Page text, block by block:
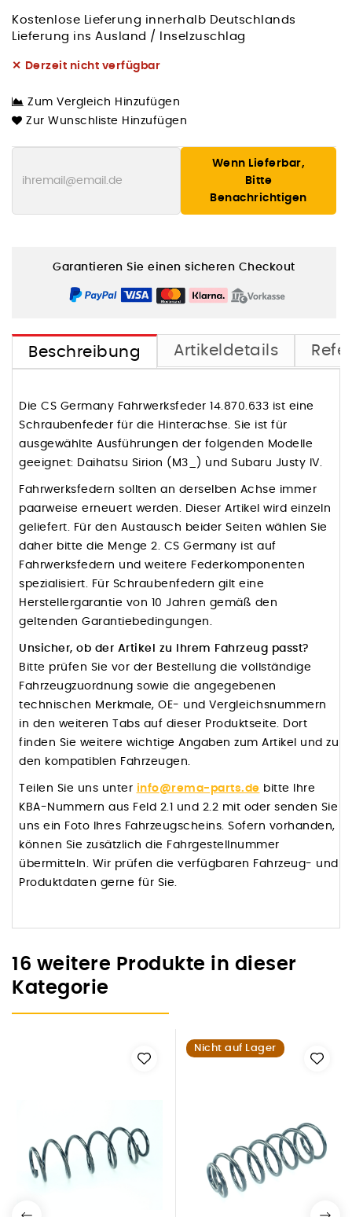
Kostenlose Lieferung innerhalb Deutschlands
Lieferung ins Ausland / Inselzuschlag
✕ Derzeit nicht verfügbar
Zum Vergleich Hinzufügen
Zur Wunschliste Hinzufügen
Wenn Lieferbar,
Bitte
Benachrichtigen
Garantieren Sie einen sicheren Checkout
Beschreibung Artikeldetails
Die CS Germany Fahrwerksfeder 14.870.633 ist eine
Schraubenfeder für die Hinterachse. Sie ist für
ausgewählte Ausführungen der folgenden Modelle
geeignet: Daihatsu Sirion (M3_) und Subaru Justy IV.
Fahrwerksfedern sollten an derselben Achse immer
paarweise erneuert werden. Dieser Artikel wird einzeln
geliefert. Für den Austausch beider Seiten wählen Sie
daher bitte die Menge 2. CS Germany ist auf
Fahrwerksfedern und weitere Federkomponenten
spezialisiert. Für Schraubenfedern gilt eine
Herstellergarantie von 10 Jahren gemäß den
geltenden Garantiebedingungen.
Unsicher, ob der Artikel zu Ihrem Fahrzeug passt?
Bitte prüfen Sie vor der Bestellung die vollständige
Fahrzeugzuordnung sowie die angegebenen
technischen Merkmale, OE- und Vergleichsnummern
in den weiteren Tabs auf dieser Produktseite. Dort
finden Sie weitere wichtige Angaben zum Artikel und zu
den kompatiblen Fahrzeugen.
Teilen Sie uns unter info@rema-parts.de bitte Ihre
KBA-Nummern aus Feld 2.1 und 2.2 mit oder senden Sie
uns ein Foto Ihres Fahrzeugscheins. Sofern vorhanden,
können Sie zusätzlich die Fahrgestellnummer
übermitteln. Wir prüfen die verfügbaren Fahrzeug- und
Produktdaten gerne für Sie.
16 weitere Produkte in dieser
Kategorie
Nicht auf Lager